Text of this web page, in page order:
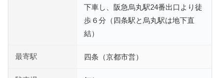
下車し、阪急烏丸駅24番出口より徒
歩６分（四条駅と烏丸駅は地下直
結）
最寄駅 四条（京都市営）